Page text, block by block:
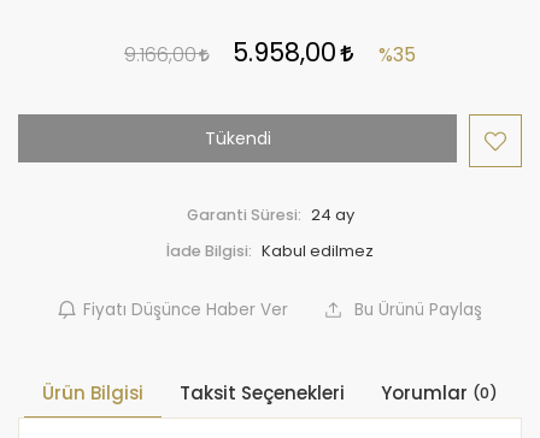
9.166,00 5.958,00 %35
Tükendi
Garanti Süresi: 24 ay
İade Bilgisi:
Fiyatı Düşünce Haber Ver Bu Ürünü Paylaş
Ürün Bilgisi Taksit Seçenekleri Yorumlar (0)